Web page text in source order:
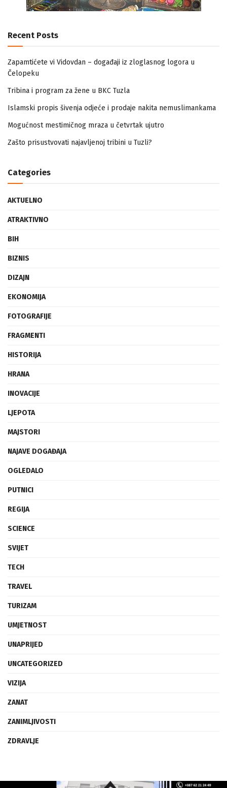
Recent Posts
Zapamtićete vi Vidovdan – događaji iz zloglasnog logora u
Čelopeku
Tribina i program za žene u BKC Tuzla
Islamski propis šivenja odjeće i prodaje nakita nemuslimankama
Mogućnost mestimičnog mraza u četvrtak ujutro
Zašto prisustvovati najavljenoj tribini u Tuzli?
Categories
AKTUELNO
ATRAKTIVNO
BIH
BIZNIS
DIZAJN
EKONOMIJA
FOTOGRAFIJE
FRAGMENTI
HISTORIJA
HRANA
INOVACIJE
LJEPOTA
MAJSTORI
NAJAVE DOGAĐAJA
OGLEDALO
PUTNICI
REGIJA
SCIENCE
SVIJET
TECH
TRAVEL
TURIZAM
UMJETNOST
UNAPRIJED
UNCATEGORIZED
VIZIJA
ZANAT
ZANIMLJIVOSTI
ZDRAVLJE